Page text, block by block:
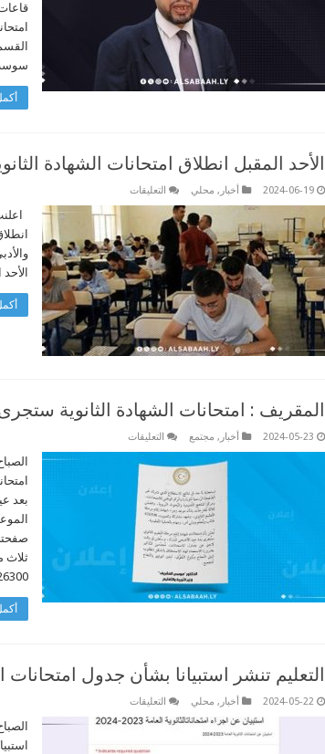
الأحد المقبل انطلاق امتحانات الشهادة
2024-06-19 أخبار , محلي التعليقات
المقبل
انطلاق
امتحانات
الشهادة
الثانوية
بأقسامها
مغلقة
الأحد
المقريف : امتحانات الشهادة الثانوية
2024-05-23 أخبار , مجتمع التعليقات
مغلقة
بعد
ثلاث
426300 طالب
التعليم تنشر استبيانا بشأن جدول امتحانات
2024-05-22 أخبار , محلي التعليقات
تنشر
بشأن